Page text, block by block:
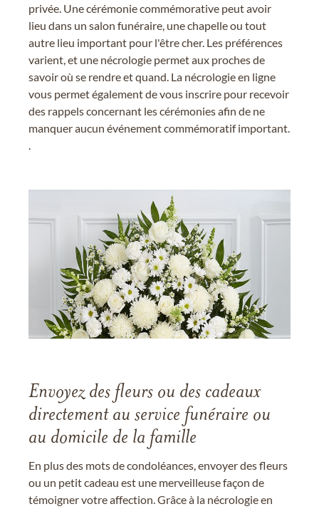
privée. Une cérémonie commémorative peut avoir
lieu dans un salon funéraire, une chapelle ou tout
autre lieu important pour l'être cher. Les préférences
varient, et une nécrologie permet aux proches de
savoir où se rendre et quand. La nécrologie en ligne
vous permet également de vous inscrire pour recevoir
des rappels concernant les cérémonies afin de ne
manquer aucun événement commémoratif important.
Envoyez des fleurs ou des cadeaux
directement au service funéraire ou
au domicile de la famille
En plus des mots de condoléances, envoyer des fleurs
ou un petit cadeau est une merveilleuse façon de
témoigner votre affection. Grâce à la nécrologie en